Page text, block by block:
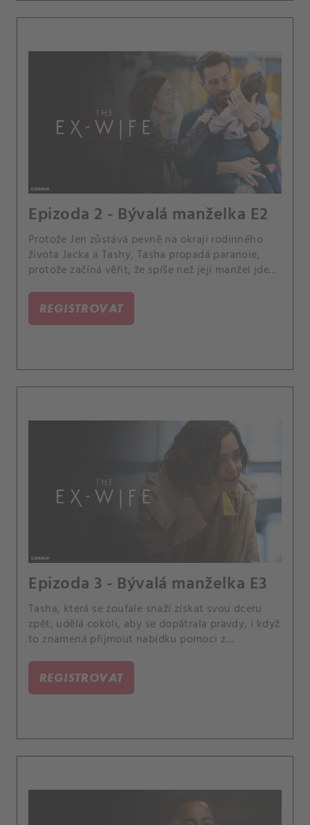
Epizoda 2 - Bývalá manželka E2
Protože Jen zůstává pevně na okraji rodinného
života Jacka a Tashy, Tasha propadá paranoie,
protože začíná věřit, že spíše než její manžel jde
naplní, když Emily zmizí.
REGISTROVAT
Epizoda 3 - Bývalá manželka E3
Tasha, která se zoufale snaží získat svou dceru
zpět, udělá cokoli, aby se dopátrala pravdy, i když
to znamená přijmout nabídku pomoci z
vypátrají Jacka, konečně se ukáže, jaká je realita
Tashina manželství.
REGISTROVAT